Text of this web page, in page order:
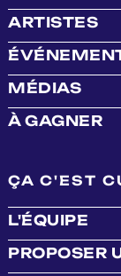
ARTISTES
MÉDIAS
À GAGNER
ÇA C'EST
L'ÉQUIPE
PROPOSER